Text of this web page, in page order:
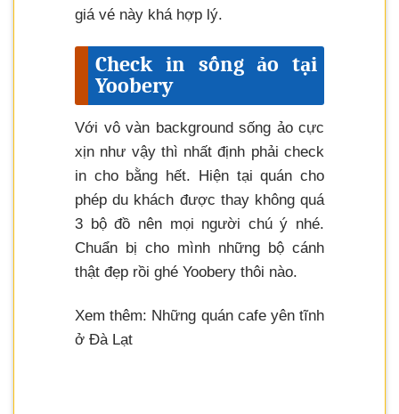
giá vé này khá hợp lý.
Check in sống ảo tại
Yoobery
Với vô vàn background sống ảo cực
xịn như vậy thì nhất định phải check
in cho bằng hết. Hiện tại quán cho
phép du khách được thay không quá
3 bộ đồ nên mọi người chú ý nhé.
Chuẩn bị cho mình những bộ cánh
thật đẹp rồi ghé Yoobery thôi nào.
Xem thêm: Những quán cafe yên tĩnh
ở Đà Lạt